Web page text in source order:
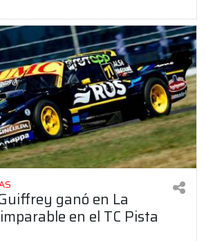
ganó en La
en el TC Pista